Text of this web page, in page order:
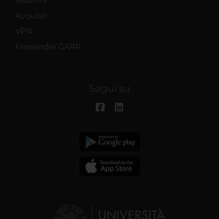
Acquisti
VPN
Filesender GARR
Segui su